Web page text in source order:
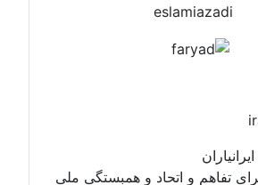
تفاهم و اتحاد و همبستگی ملی